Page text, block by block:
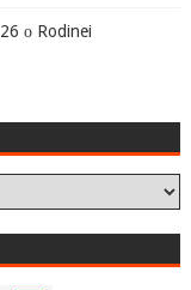
ο Rodinei